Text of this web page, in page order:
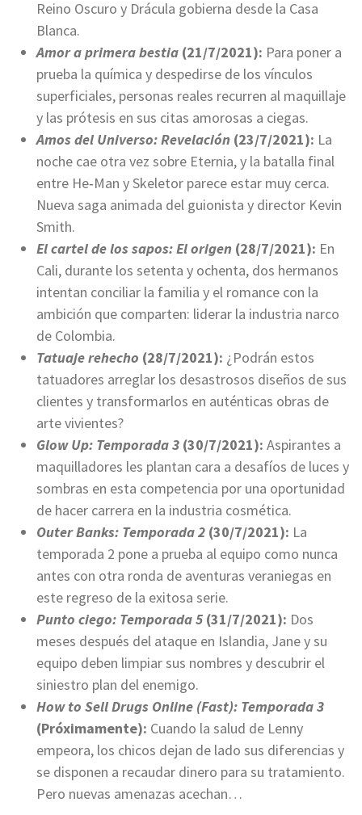
Reino Oscuro y Drácula gobierna desde la Casa
Blanca.
Amor a primera bestia (21/7/2021): Para poner a
prueba la química y despedirse de los vínculos
superficiales, personas reales recurren al maquillaje
y las prótesis en sus citas amorosas a ciegas.
Amos del Universo: Revelación (23/7/2021): La
noche cae otra vez sobre Eternia, y la batalla final
entre He‑Man y Skeletor parece estar muy cerca.
Nueva saga animada del guionista y director Kevin
Smith.
El cartel de los sapos: El origen (28/7/2021): En
Cali, durante los setenta y ochenta, dos hermanos
intentan conciliar la familia y el romance con la
ambición que comparten: liderar la industria narco
de Colombia.
Tatuaje rehecho (28/7/2021): ¿Podrán estos
tatuadores arreglar los desastrosos diseños de sus
clientes y transformarlos en auténticas obras de
arte vivientes?
Glow Up: Temporada 3 (30/7/2021): Aspirantes a
maquilladores les plantan cara a desafíos de luces y
sombras en esta competencia por una oportunidad
de hacer carrera en la industria cosmética.
Outer Banks: Temporada 2 (30/7/2021): La
temporada 2 pone a prueba al equipo como nunca
antes con otra ronda de aventuras veraniegas en
este regreso de la exitosa serie.
Punto ciego: Temporada 5 (31/7/2021): Dos
meses después del ataque en Islandia, Jane y su
equipo deben limpiar sus nombres y descubrir el
siniestro plan del enemigo.
How to Sell Drugs Online (Fast): Temporada 3
(Próximamente): Cuando la salud de Lenny
empeora, los chicos dejan de lado sus diferencias y
se disponen a recaudar dinero para su tratamiento.
Pero nuevas amenazas acechan…